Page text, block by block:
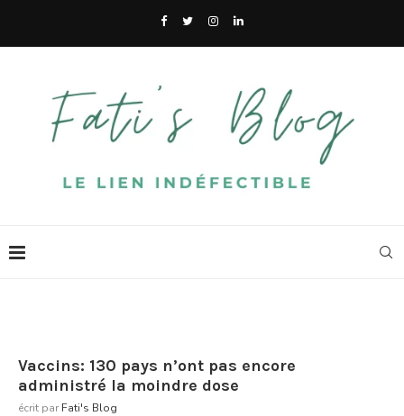
Vaccins: 130 pays n’ont pas encore
administré la moindre dose
écrit par Fati's Blog